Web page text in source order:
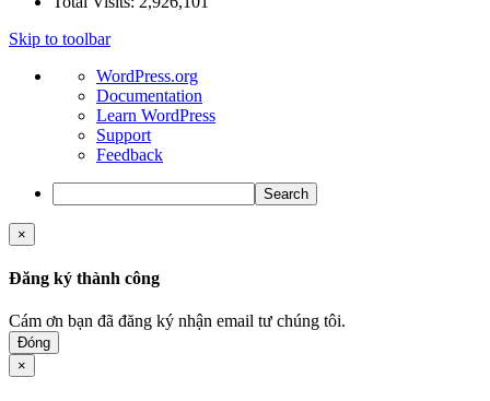
Skip to toolbar
About
WordPress
WordPress.org
Documentation
Learn WordPress
Support
Feedback
Search
×
Đăng ký thành công
Cám ơn bạn đã đăng ký nhận email tư chúng tôi.
Đóng
×